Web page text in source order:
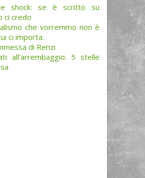
shock: se è scritto su
ci credo
che vorremmo non è
ci importa.
di Renzi
all’arrembaggio: 5 stelle